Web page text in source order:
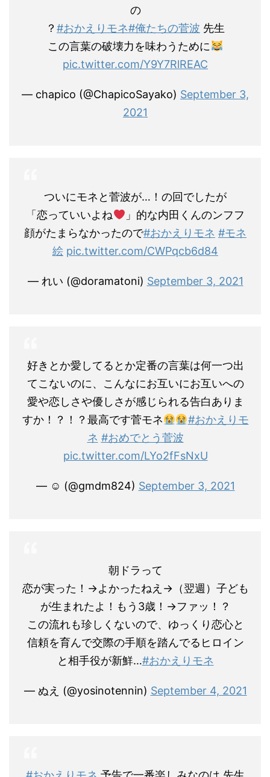
の
？ #おかえりモネ#俺たちの菅波 先生
この言葉の破壊力を味わうために
pic.twitter.com/Y9Y7RlREAC
— chapico (@ChapicoSayako) September 3,
2021
ついにモネと菅波が…！の回でしたが
「恋っていいよね
」的な内田くんのンフフ
顔がたまらなかったので#おかえりモネ #モネ
絵 pic.twitter.com/CWPqcb6d84
— れい (@doramatoni) September 3, 2021
好きとか愛してるとか定番の言葉は何一つ出
てこないのに、こんなにお互いにお互いへの
愛や恋しさや優しさが感じられる告白ありま
すか！？！？最高です菅モネ
#おかえりモ
ネ #おめでとう菅波
pic.twitter.com/LYo2fFsNxU
— ☺︎ (@gmdm824) September 3, 2021
朝ドラって
恋が実った！→よかったねえ→（翌週）子ども
が生まれたよ！もう3歳！→ファッ！？
この流れも珍しくないので、ゆっくり恋心と
信頼を育んで交際の手順を踏んでるヒロイン
と相手役が新鮮…#おかえりモネ
— ぬえ (@yosinotennin) September 4, 2021